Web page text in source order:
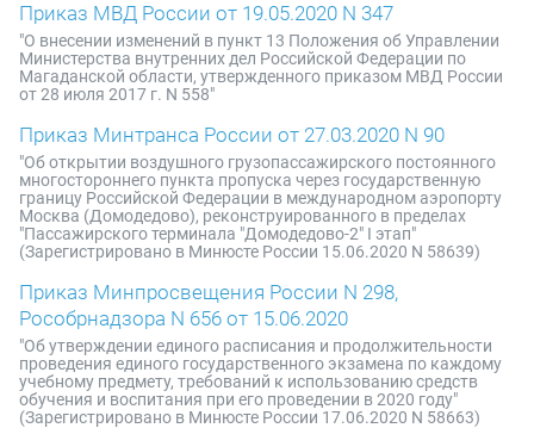
Приказ МВД России от 19.05.2020 N 347
"О внесении изменений в пункт 13 Положения об Управлении
Министерства внутренних дел Российской Федерации по
Магаданской области, утвержденного приказом МВД России
от 28 июля 2017 г. N 558"
Приказ Минтранса России от 27.03.2020 N 90
"Об открытии воздушного грузопассажирского постоянного
многостороннего пункта пропуска через государственную
границу Российской Федерации в международном аэропорту
Москва (Домодедово), реконструированного в пределах
"Пассажирского терминала "Домодедово-2" I этап"
(Зарегистрировано в Минюсте России 15.06.2020 N 58639)
Приказ Минпросвещения России N 298,
Рособрнадзора N 656 от 15.06.2020
"Об утверждении единого расписания и продолжительности
проведения единого государственного экзамена по каждому
учебному предмету, требований к использованию средств
обучения и воспитания при его проведении в 2020 году"
(Зарегистрировано в Минюсте России 17.06.2020 N 58663)